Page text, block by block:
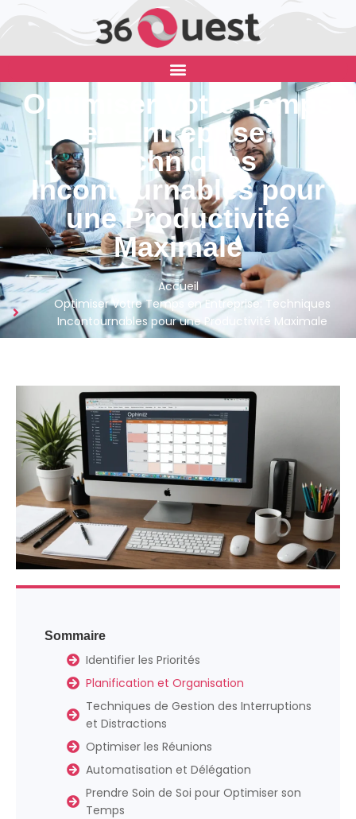
Optimiser Votre Temps
en Entreprise:
Techniques
Incontournables pour
une Productivité
Maximale
Accueil
Optimiser Votre Temps en Entreprise: Techniques
Incontournables pour une Productivité Maximale
Sommaire
Identifier les Priorités
Planification et Organisation
Techniques de Gestion des Interruptions
et Distractions
Optimiser les Réunions
Automatisation et Délégation
Prendre Soin de Soi pour Optimiser son
Temps